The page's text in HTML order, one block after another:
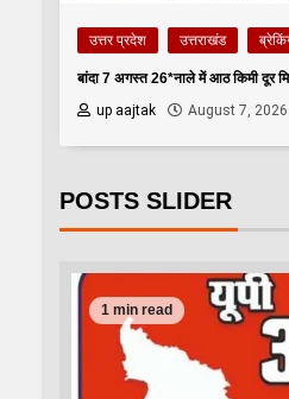
उत्तर प्रदेश उत्तराखंड
बांदा 7 अगस्त 26*नाले में आठ किमी दूर
up aajtak
August 7, 2026
POSTS SLIDER
1 min read